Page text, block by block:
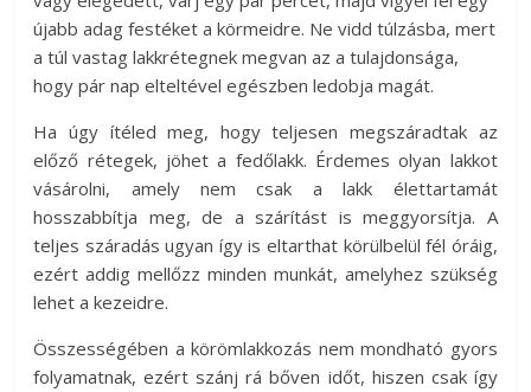
újabb adag festéket a körmeidre. Ne vidd túlzásba, mert
a túl vastag lakkrétegnek megvan az a tulajdonsága,
hogy pár nap elteltével egészben ledobja magát.
Ha úgy ítéled meg, hogy teljesen megszáradtak az
előző rétegek, jöhet a fedőlakk. Érdemes olyan lakkot
vásárolni, amely nem csak a lakk élettartamát
hosszabbítja meg, de a szárítást is meggyorsítja. A
teljes száradás ugyan így is eltarthat körülbelül fél óráig,
ezért addig mellőzz minden munkát, amelyhez szükség
lehet a kezeidre.
Összességében a körömlakkozás nem mondható gyors
folyamatnak, ezért szánj rá bőven időt, hiszen csak így